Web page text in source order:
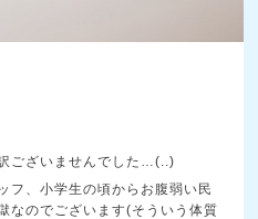
ございませんでした…(..)
フ、小学生の頃からお腹弱い民
なのでございます(そういう体質